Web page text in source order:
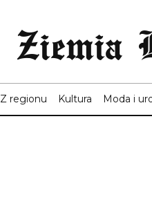
Ziemia
Z regionu Kultura Moda i